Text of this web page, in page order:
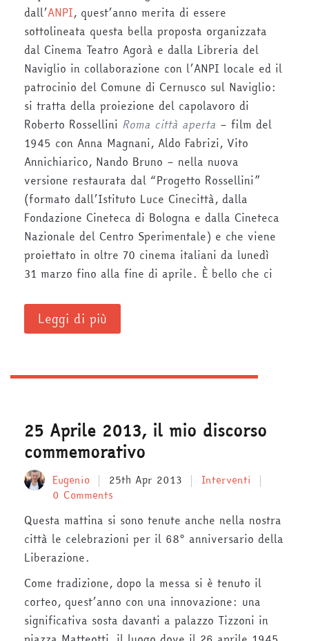
dall’ANPI, quest’anno merita di essere
sottolineata questa bella proposta organizzata
dal Cinema Teatro Agorà e dalla Libreria del
Naviglio in collaborazione con l’ANPI locale ed il
patrocinio del Comune di Cernusco sul Naviglio:
si tratta della proiezione del capolavoro di
Roberto Rossellini Roma città aperta – film del
1945 con Anna Magnani, Aldo Fabrizi, Vito
Annichiarico, Nando Bruno – nella nuova
versione restaurata dal “Progetto Rossellini”
(formato dall’Istituto Luce Cinecittà, dalla
Fondazione Cineteca di Bologna e dalla Cineteca
Nazionale del Centro Sperimentale) e che viene
proiettato in oltre 70 cinema italiani da lunedì
31 marzo fino alla fine di aprile. È bello che ci
Leggi di più
25 Aprile 2013, il mio discorso
commemorativo
Eugenio 25th Apr 2013
Interventi
0 Comments
Questa mattina si sono tenute anche nella nostra
città le celebrazioni per il 68° anniversario della
Liberazione.
Come tradizione, dopo la messa si è tenuto il
corteo, quest’anno con una innovazione: una
significativa sosta davanti a palazzo Tizzoni in